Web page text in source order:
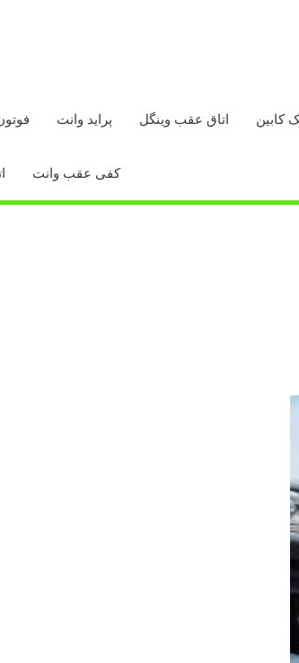
کابین اتاق عقب وینگل پراید وانت
کفی عقب وانت